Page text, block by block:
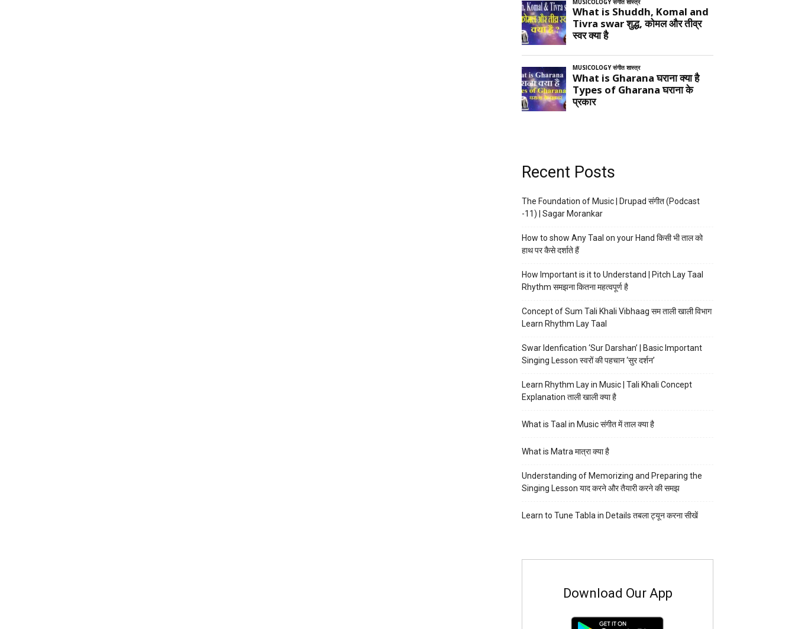
Recent Posts
The Foundation of Music | Drupad संगीत (Podcast
-11) | Sagar Morankar
How to show Any Taal on your Hand किसी भी ताल को
हाथ पर कैसे दर्शाते हैं
How Important is it to Understand | Pitch Lay Taal
Rhythm समझना कितना महत्वपूर्ण है
Concept of Sum Tali Khali Vibhaag सम ताली खाली विभाग
Learn Rhythm Lay Taal
Swar Idenfication ‘Sur Darshan’ | Basic Important
Singing Lesson स्वरों की पहचान ‘सुर दर्शन’
Learn Rhythm Lay in Music | Tali Khali Concept
Explanation ताली खाली क्या है
What is Taal in Music संगीत में ताल क्या है
What is Matra मात्रा क्या है
Understanding of Memorizing and Preparing the
Singing Lesson याद करने और तैयारी करने की समझ
Learn to Tune Tabla in Details तबला ट्यून करना सीखें
Download Our App